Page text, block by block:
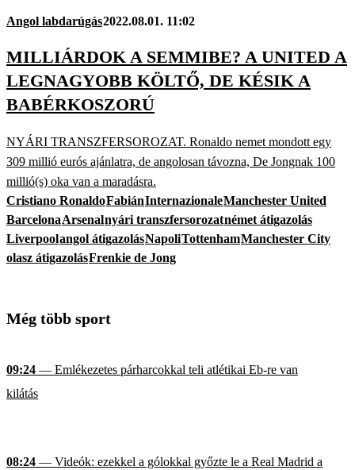
Angol labdarúgás2022.08.01. 11:02
MILLIÁRDOK A SEMMIBE? A UNITED A
LEGNAGYOBB KÖLTŐ, DE KÉSIK A
BABÉRKOSZORÚ
NYÁRI TRANSZFERSOROZAT. Ronaldo nemet mondott egy
309 millió eurós ajánlatra, de angolosan távozna, De Jongnak 100
millió(s) oka van a maradásra.
Cristiano RonaldoFabiánInternazionaleManchester United
BarcelonaArsenalnyári transzfersorozatnémet átigazolás
Liverpoolangol átigazolásNapoliTottenhamManchester City
olasz átigazolásFrenkie de Jong
Még több sport
09:24 — Emlékezetes párharcokkal teli atlétikai Eb-re van
kilátás
08:24 — Videók: ezekkel a gólokkal győzte le a Real Madrid a